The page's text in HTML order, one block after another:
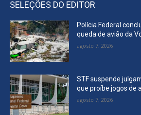
SELEÇÕES DO EDITOR
Polícia Federal
queda de avião da
agosto 7, 2026
STF suspende
que proíbe jogos de
agosto 7, 2026